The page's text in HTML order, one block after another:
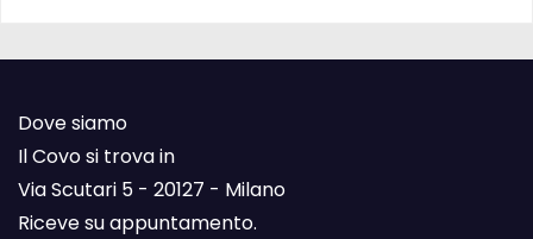
Dove siamo
Il Covo si trova in
Via Scutari 5 - 20127 - Milano
Riceve su appuntamento.